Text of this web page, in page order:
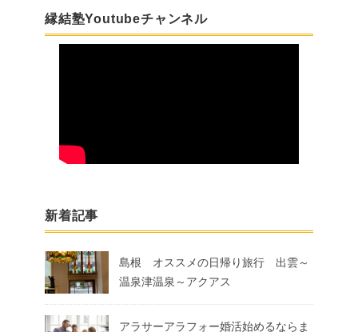
縁結塾Youtubeチャンネル
新着記事
島根 オススメの日帰り旅行 出雲～
温泉津温泉～アクアス
アラサーアラフォー婚活始めるならま